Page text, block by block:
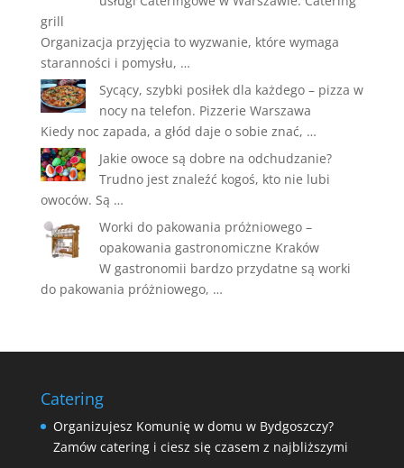
grill
Organizacja przyjęcia to wyzwanie, które wymaga
staranności i pomysłu, …
Sycący, szybki posiłek dla każdego – pizza w
nocy na telefon. Pizzerie Warszawa
Kiedy noc zapada, a głód daje o sobie znać, …
Jakie owoce są dobre na odchudzanie?
Trudno jest znaleźć kogoś, kto nie lubi
owoców. Są …
Worki do pakowania próżniowego –
opakowania gastronomiczne Kraków
W gastronomii bardzo przydatne są worki
do pakowania próżniowego, …
Catering
Organizujesz Komunię w domu w Bydgoszczy?
Zamów catering i ciesz się czasem z najbliższymi